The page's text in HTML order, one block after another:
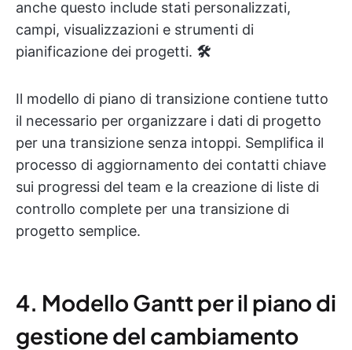
anche questo include stati personalizzati,
campi, visualizzazioni e strumenti di
pianificazione dei progetti. 🛠️
Il modello di piano di transizione contiene tutto
il necessario per organizzare i dati di progetto
per una transizione senza intoppi. Semplifica il
processo di aggiornamento dei contatti chiave
sui progressi del team e la creazione di liste di
controllo complete per una transizione di
progetto semplice.
4. Modello Gantt per il piano di
gestione del cambiamento